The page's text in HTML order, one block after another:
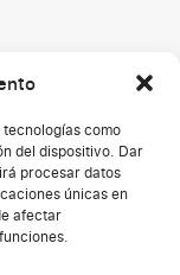
como
del dispositivo. Dar
procesar datos
únicas en
afectar